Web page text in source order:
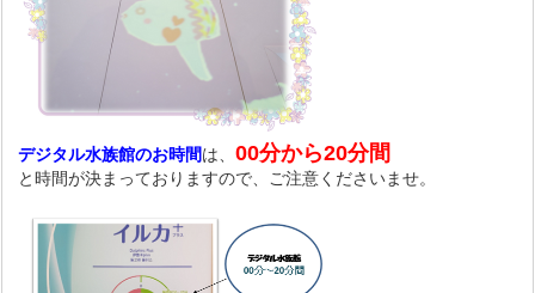
デジタル水族館のお時間は、00分から20分間
と時間が決まっておりますので、ご注意くださいませ。